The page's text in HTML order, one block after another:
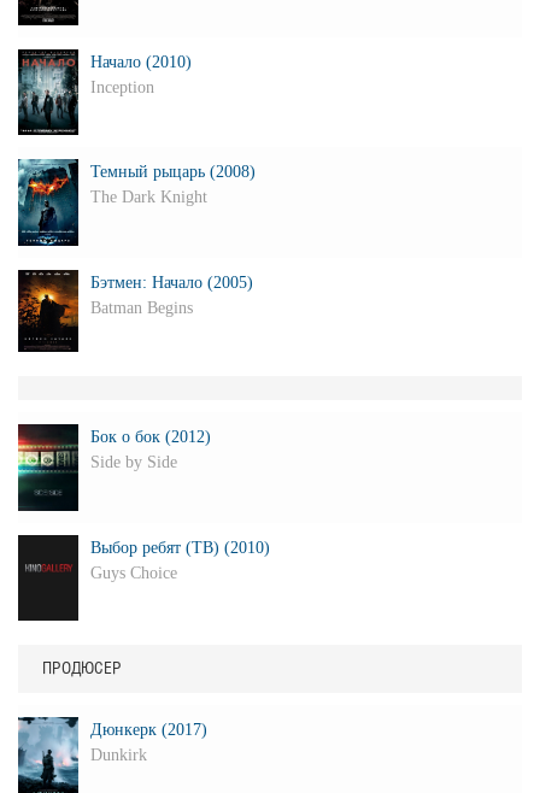
Начало (2010)
Inception
Темный рыцарь (2008)
The Dark Knight
Бэтмен: Начало (2005)
Batman Begins
Бок о бок (2012)
Side by Side
Выбор ребят (ТВ) (2010)
Guys Choice
ПРОДЮСЕР
Дюнкерк (2017)
Dunkirk